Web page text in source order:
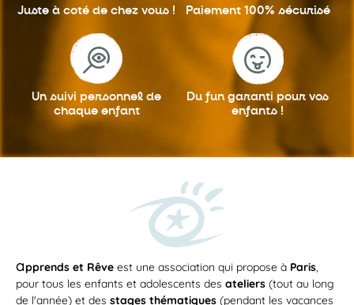
Juste à coté de chez vous ! Paiement 100% sécurisé
Un suivi personnel de
chaque enfant
Du fun garanti pour vos
enfants !
apprends et Rêve est une association qui propose à Paris,
pour tous les enfants et adolescents des ateliers (tout au long
de l'année) et des stages thématiques (pendant les vacances